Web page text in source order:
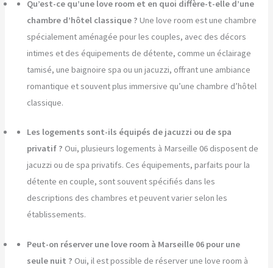
Qu’est-ce qu’une love room et en quoi diffère-t-elle d’une
chambre d’hôtel classique ? Une love room est une chambre
spécialement aménagée pour les couples, avec des décors
intimes et des équipements de détente, comme un éclairage
tamisé, une baignoire spa ou un jacuzzi, offrant une ambiance
romantique et souvent plus immersive qu’une chambre d’hôtel
classique.
Les logements sont-ils équipés de jacuzzi ou de spa
privatif ? Oui, plusieurs logements à Marseille 06 disposent de
jacuzzi ou de spa privatifs. Ces équipements, parfaits pour la
détente en couple, sont souvent spécifiés dans les
descriptions des chambres et peuvent varier selon les
établissements.
Peut-on réserver une love room à Marseille 06 pour une
seule nuit ? Oui, il est possible de réserver une love room à